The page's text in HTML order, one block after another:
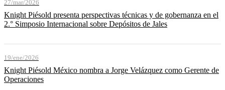
27/mar/2026
Knight Piésold presenta perspectivas técnicas y de gobernanza en el
2.° Simposio Internacional sobre Depósitos de Jales
19/ene/2026
Knight Piésold México nombra a Jorge Velázquez como Gerente de
Operaciones